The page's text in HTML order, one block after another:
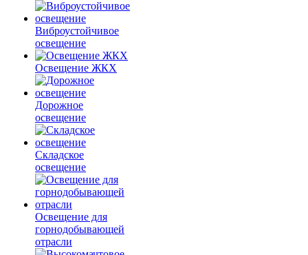
Виброустойчивое
освещение
Освещение ЖКХ
Дорожное
освещение
Складское
освещение
Освещение для
горнодобывающей
отрасли